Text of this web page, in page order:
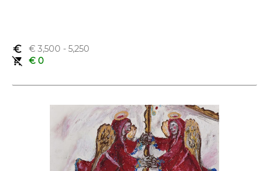
euro_symbol € 3,500 - 5,250
remove_shopping_cart
€ 0